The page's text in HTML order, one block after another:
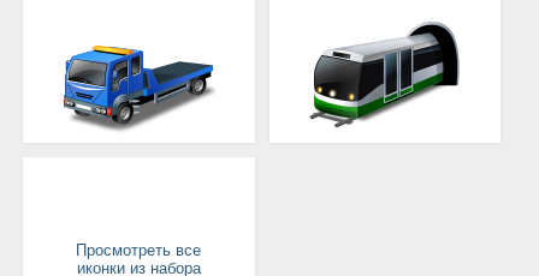
Просмотреть все
иконки из набора